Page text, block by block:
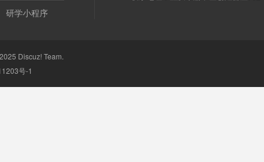
研学小程序
Discuz! Team.
号-1